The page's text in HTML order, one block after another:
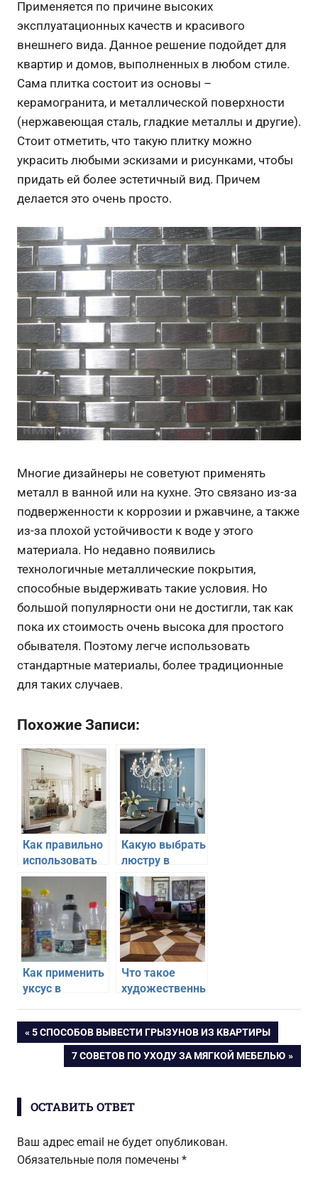
Применяется по причине высоких
эксплуатационных качеств и красивого
внешнего вида. Данное решение подойдет для
квартир и домов, выполненных в любом стиле.
Сама плитка состоит из основы –
керамогранита, и металлической поверхности
(нержавеющая сталь, гладкие металлы и другие).
Стоит отметить, что такую плитку можно
украсить любыми эскизами и рисунками, чтобы
придать ей более эстетичный вид. Причем
делается это очень просто.
Многие дизайнеры не советуют применять
металл в ванной или на кухне. Это связано из-за
подверженности к коррозии и ржавчине, а также
из-за плохой устойчивости к воде у этого
материала. Но недавно появились
технологичные металлические покрытия,
способные выдерживать такие условия. Но
большой популярности они не достигли, так как
пока их стоимость очень высока для простого
обывателя. Поэтому легче использовать
стандартные материалы, более традиционные
для таких случаев.
Похожие Записи:
Как правильно
использовать
зеркало в
современном
интерьере
Какую выбрать
люстру в
интерьере
квартиры
Как применить
уксус в
условиях
Что такое
художественный
его применить
Навигация
записям
ПРЕДЫДУЩАЯ
ЗАПИСЬ:
5 СПОСОБОВ ВЫВЕСТИ ГРЫЗУНОВ ИЗ КВАРТИРЫ
СЛЕДУЮЩАЯ
ЗАПИСЬ:
7 СОВЕТОВ ПО УХОДУ ЗА МЯГКОЙ МЕБЕЛЬЮ
ОСТАВИТЬ ОТВЕТ
Ваш адрес email не будет опубликован.
Обязательные поля помечены *